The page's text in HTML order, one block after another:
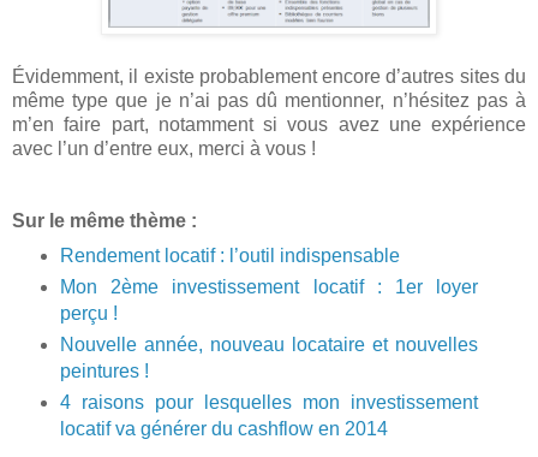
Évidemment, il existe probablement encore d’autres sites du
même type que je n’ai pas dû mentionner, n’hésitez pas à
m’en faire part, notamment si vous avez une expérience
avec l’un d’entre eux, merci à vous !
Sur le même thème :
Rendement locatif : l’outil indispensable
Mon 2ème investissement locatif : 1er loyer
perçu !
Nouvelle année, nouveau locataire et nouvelles
peintures !
4 raisons pour lesquelles mon investissement
locatif va générer du cashflow en 2014